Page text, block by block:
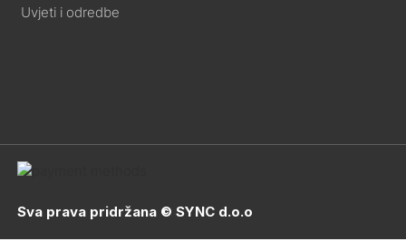
Uvjeti i odredbe
Sva prava pridržana © SYNC d.o.o